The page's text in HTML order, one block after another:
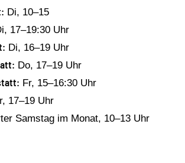
Di, 10–15
17–19:30 Uhr
Di, 16–19 Uhr
Do, 17–19 Uhr
Fr, 15–16:30 Uhr
17–19 Uhr
Samstag im Monat, 10–13 Uhr